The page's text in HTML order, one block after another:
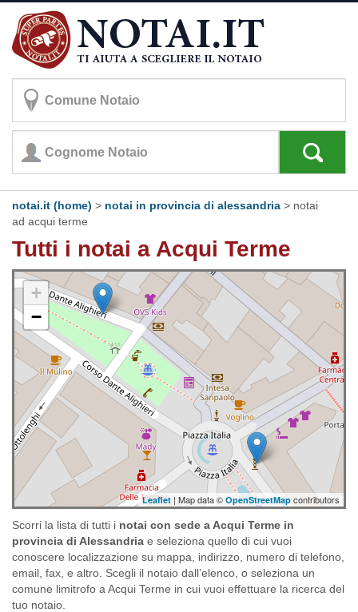
notai.it (home) > notai in provincia di alessandria > notai
ad acqui terme
Tutti i notai a Acqui Terme
+
−
Leaflet | Map data © OpenStreetMap contributors
Scorri la lista di tutti i notai con sede a Acqui Terme in
provincia di Alessandria e seleziona quello di cui vuoi
conoscere localizzazione su mappa, indirizzo, numero di telefono,
email, fax, e altro. Scegli il notaio dall’elenco, o seleziona un
comune limitrofo a Acqui Terme in cui vuoi effettuare la ricerca del
tuo notaio.